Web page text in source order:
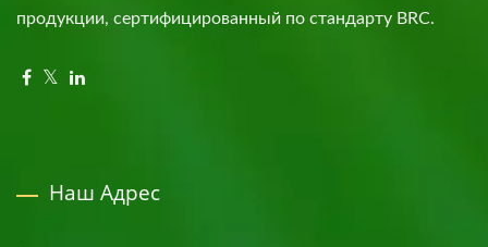
продукции, сертифицированный по стандарту BRC.
Наш Адрес